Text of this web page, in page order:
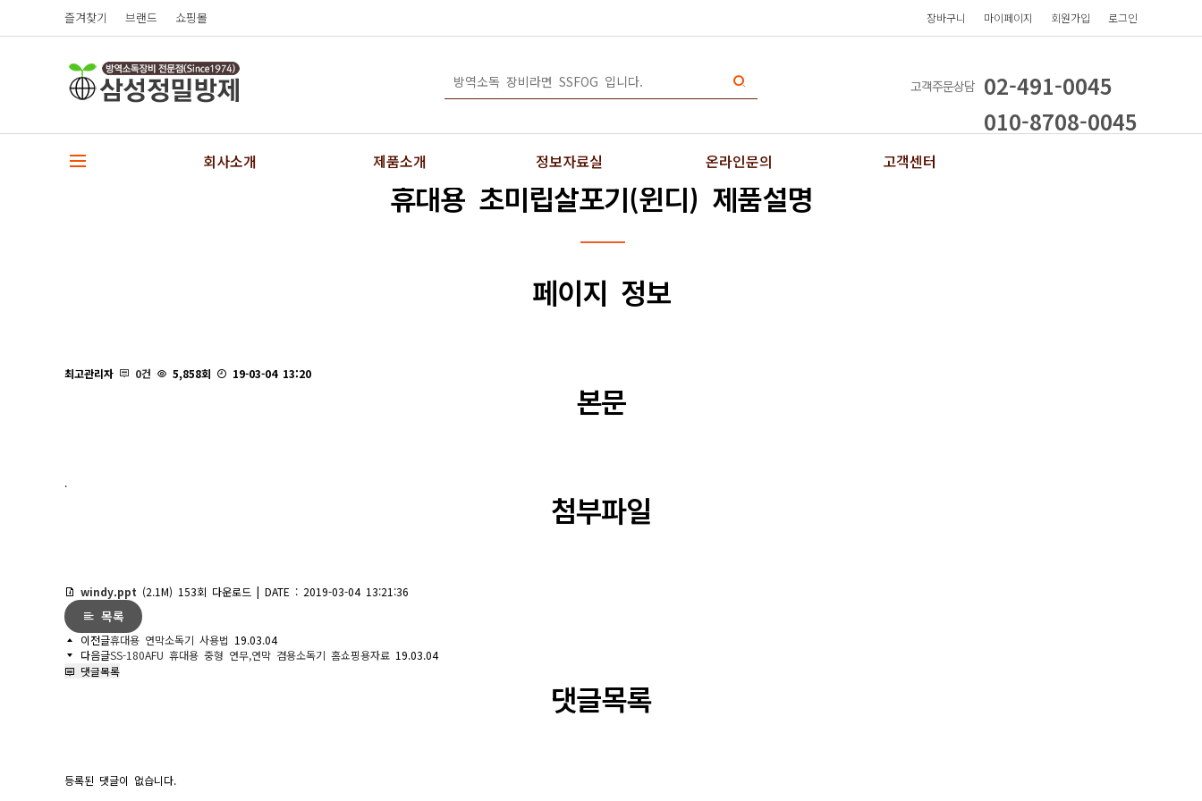
즐겨찾기 브랜드 쇼핑몰 장바구니 마이페이지 회원가입 로그인
고객주문상담
02-491-0045
010-8708-0045
회사소개 제품소개 정보자료실 온라인문의 고객센터
휴대용 초미립살포기(윈디) 제품설명
페이지 정보
최고관리자 0건 5,858회 19-03-04 13:20
본문
첨부파일
windy.ppt (2.1M) 153회 다운로드 | DATE : 2019-03-04 13:21:36
목록
이전글휴대용 연막소독기 사용법
19.03.04
다음글SS-180AFU 휴대용 중형 연무,연막 겸용소독기 홈쇼핑용자료
19.03.04
댓글목록
댓글목록
등록된 댓글이 없습니다.